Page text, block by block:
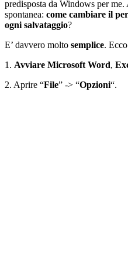
predisposta da Windows per
spontanea: come cambiare il
ogni salvataggio?
E’ davvero molto semplice.
1. Avviare Microsoft Word,
2. Aprire “File” -> “Opzioni“.